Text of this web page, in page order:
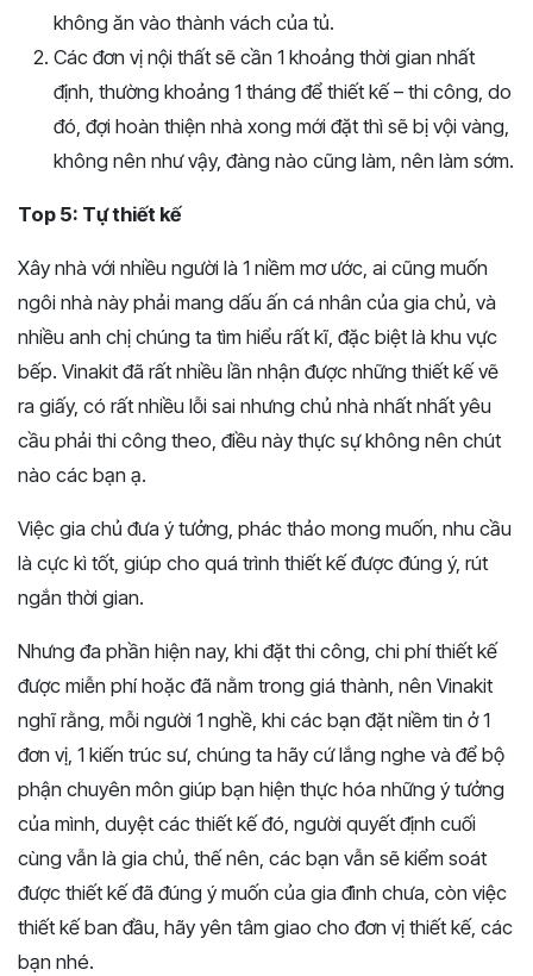
không ăn vào thành vách của tủ.
Các đơn vị nội thất sẽ cần 1 khoảng thời gian nhất
định, thường khoảng 1 tháng để thiết kế – thi công, do
đó, đợi hoàn thiện nhà xong mới đặt thì sẽ bị vội vàng,
không nên như vậy, đàng nào cũng làm, nên làm sớm.
Top 5: Tự thiết kế
Xây nhà với nhiều người là 1 niềm mơ ước, ai cũng muốn
ngôi nhà này phải mang dấu ấn cá nhân của gia chủ, và
nhiều anh chị chúng ta tìm hiểu rất kĩ, đặc biệt là khu vực
bếp. Vinakit đã rất nhiều lần nhận được những thiết kế vẽ
ra giấy, có rất nhiều lỗi sai nhưng chủ nhà nhất nhất yêu
cầu phải thi công theo, điều này thực sự không nên chút
nào các bạn ạ.
Việc gia chủ đưa ý tưởng, phác thảo mong muốn, nhu cầu
là cực kì tốt, giúp cho quá trình thiết kế được đúng ý, rút
ngắn thời gian.
Nhưng đa phần hiện nay, khi đặt thi công, chi phí thiết kế
được miễn phí hoặc đã nằm trong giá thành, nên Vinakit
nghĩ rằng, mỗi người 1 nghề, khi các bạn đặt niềm tin ở 1
đơn vị, 1 kiến trúc sư, chúng ta hãy cứ lắng nghe và để bộ
phận chuyên môn giúp bạn hiện thực hóa những ý tưởng
của mình, duyệt các thiết kế đó, người quyết định cuối
cùng vẫn là gia chủ, thế nên, các bạn vẫn sẽ kiểm soát
được thiết kế đã đúng ý muốn của gia đình chưa, còn việc
thiết kế ban đầu, hãy yên tâm giao cho đơn vị thiết kế, các
bạn nhé.